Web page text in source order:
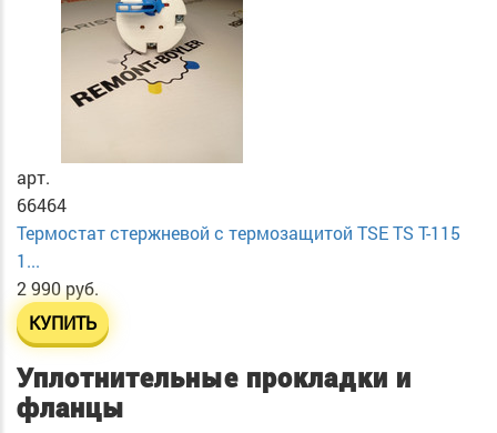
арт.
66464
Термостат стержневой с термозащитой TSE TS T-115
1...
2 990 руб.
КУПИТЬ
Уплотнительные прокладки и
фланцы